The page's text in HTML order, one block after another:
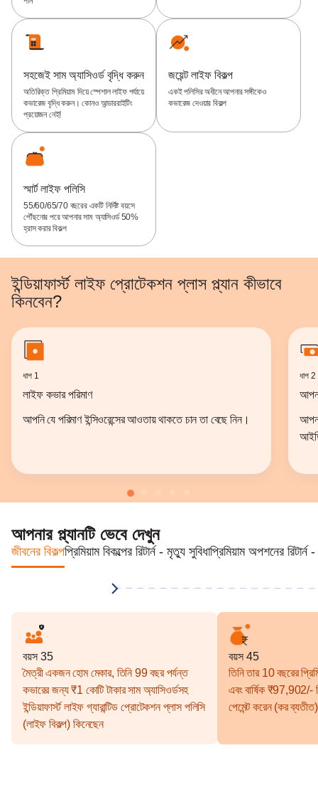
সহজেই সাম অ্যাসিওর্ড‌ বৃদ্ধি করুন
অতিরিক্ত প্রিমিয়াম দিয়ে স্পেশাল লাইফ পর্যায়ে
কভারেজ বৃদ্ধি করুন। কোনও আন্ডাররাইটিং
প্রয়োজন নেই!
জয়েন্ট লাইফ বিকল্প
একই পলিসির অধীনে আপনার সঙ্গীকেও
কভারেজ দেওয়ার বিকল্প
স্মার্ট লাইফ পলিসি
55/60/65/70 বছরের একটি নির্দিষ্ট বয়সে
পৌঁছনোর পরে আপনার সাম অ্যাসিওর্ড‌ 50%
হ্রাস করার বিকল্প
ইন্ডিয়াফার্স্ট লাইফ প্রোটেকশন প্লাস প্ল্যান কীভাবে
কিনবেন?
ধাপ 1
লাইফ কভার পরিমাণ
আপনি যে পরিমাণ ইন্সিওরেন্সের আওতায় থাকতে চান তা বেছে নিন।
ধাপ 2
আপনার প্ল্যানটি ভেবে দেখুন
জীবনের বিকল্পপ্রিমিয়াম বিকল্পের রিটার্ন - মৃত্যু সুবিধাপ্রিমিয়াম অপশনের রিটার্ন -
বয়স 35
মৈত্রী একজন হোম মেকার, তিনি 99 বছর পর্যন্ত
কভারের জন্য ₹1 কোটি টাকার সাম অ্যাসিওর্ডসহ
ইন্ডিয়াফার্স্ট লাইফ গ্যারান্টিড প্রোটেকশন প্লাস পলিসি
(লাইফ বিকল্প) কিনেছেন
বয়স 45
তিনি তার 10 বছরের
এবং বার্ষিক ₹97,902/-
পেমেন্ট করেন (কর ব্যতীত)